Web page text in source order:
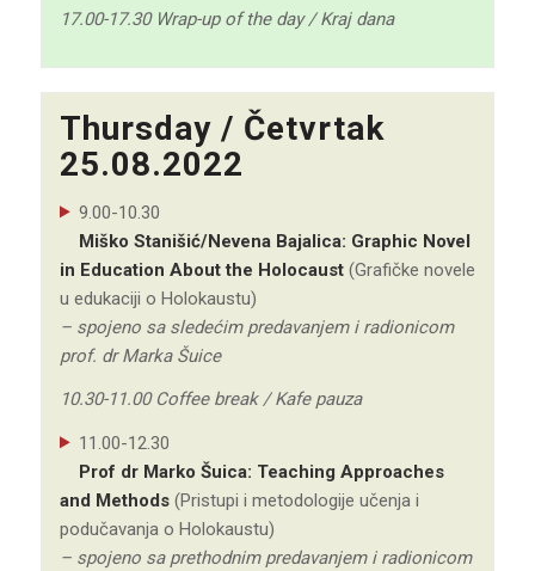
17.00-17.30 Wrap-up of the day / Kraj dana
Thursday / Četvrtak
25.08.2022
9.00-10.30
Miško Stanišić/Nevena Bajalica: Graphic Novel
in Education About the Holocaust (Grafičke novele
u edukaciji o Holokaustu)
– spojeno sa sledećim predavanjem i radionicom
prof. dr Marka Šuice
10.30-11.00 Coffee break / Kafe pauza
11.00-12.30
Prof dr Marko Šuica: Teaching Approaches
and Methods (Pristupi i metodologije učenja i
podučavanja o Holokaustu)
– spojeno sa prethodnim predavanjem i radionicom